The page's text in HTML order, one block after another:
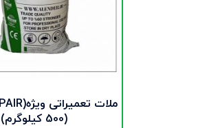
(500 کیلوگرم)